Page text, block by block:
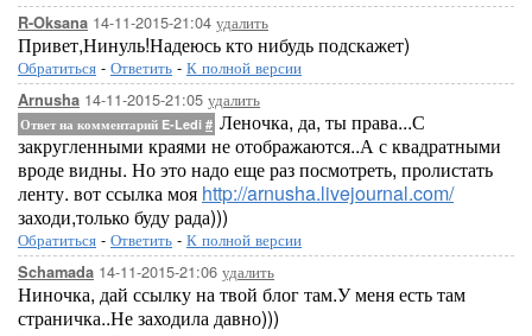
R-Oksana 14-11-2015-21:04 удалить
Привет,Нинуль!Надеюсь кто нибудь подскажет)
Обратиться - Ответить - К полной версии
Arnusha 14-11-2015-21:05 удалить
Ответ на комментарий E-Ledi # Леночка, да, ты права...С
закругленными краями не отображаются..А с квадратными
вроде видны. Но это надо еще раз посмотреть, пролистать
ленту. вот ссылка моя http://arnusha.livejournal.com/
заходи,только буду рада)))
Обратиться - Ответить - К полной версии
Schamada 14-11-2015-21:06 удалить
Ниночка, дай ссылку на твой блог там.У меня есть там
страничка..Не заходила давно)))